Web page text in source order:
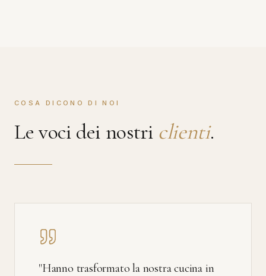
COSA DICONO DI NOI
Le voci dei nostri clienti.
"Hanno trasformato la nostra cucina in